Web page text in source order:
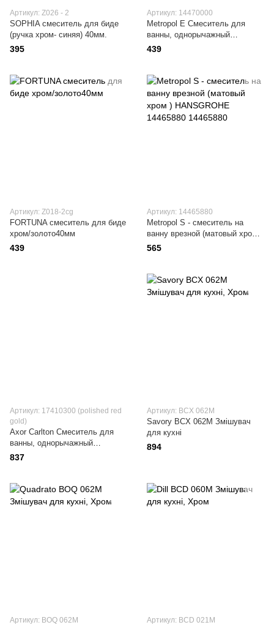
Артикул: Z026 - 2
SOPHIA смеситель для биде
(ручка хром- синяя) 40мм.
395
Артикул: 14470000
Metropol E Смеситель для
ванны, однорычажный
14470000
439
Артикул: Z018-2cg
FORTUNA смеситель для биде
хром/золото40мм
439
Артикул: 14465880
Metropol S - смеситель на
ванну врезной (матовый хром )
HANSGROHE 14465880
565
Артикул: 17410300 (polished red
gold)
Axor Carlton Смеситель для
ванны, однорычажный
(полированное красное золото)
837
Артикул: BCX 062M
Savory BCX 062M Змішувач
для кухні
894
Артикул: BOQ 062M Артикул: BCD 021M